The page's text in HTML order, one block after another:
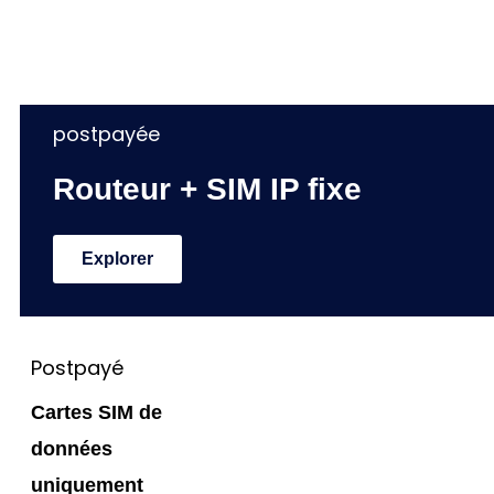
postpayée
Routeur + SIM IP fixe
Explorer
Postpayé
Cartes SIM de
données
uniquement